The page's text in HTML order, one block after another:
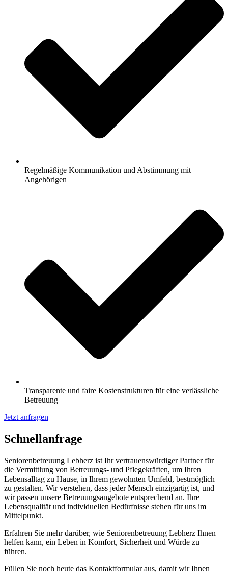
Regelmäßige Kommunikation und Abstimmung mit
Angehörigen
Transparente und faire Kostenstrukturen für eine verlässliche
Betreuung
Jetzt anfragen
Schnell­anfrage
Seniorenbetreuung Lebherz ist Ihr vertrauenswürdiger Partner für
die Vermittlung von Betreuungs- und Pflegekräften, um Ihren
Lebensalltag zu Hause, in Ihrem gewohnten Umfeld, bestmöglich
zu gestalten. Wir verstehen, dass jeder Mensch einzigartig ist, und
wir passen unsere Betreuungsangebote entsprechend an. Ihre
Lebensqualität und individuellen Bedürfnisse stehen für uns im
Mittelpunkt.
Erfahren Sie mehr darüber, wie Seniorenbetreuung Lebherz Ihnen
helfen kann, ein Leben in Komfort, Sicherheit und Würde zu
führen.
Füllen Sie noch heute das Kontaktformular aus, damit wir Ihnen